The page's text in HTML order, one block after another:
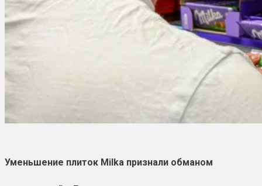
Уменьшение плиток Milka признали обманом